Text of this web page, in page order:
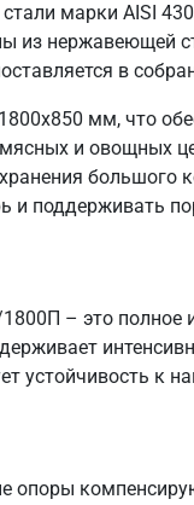
марки AISI
из нержавеющей
в
мм, что
и овощных
большого
поддерживать
– это полное
к